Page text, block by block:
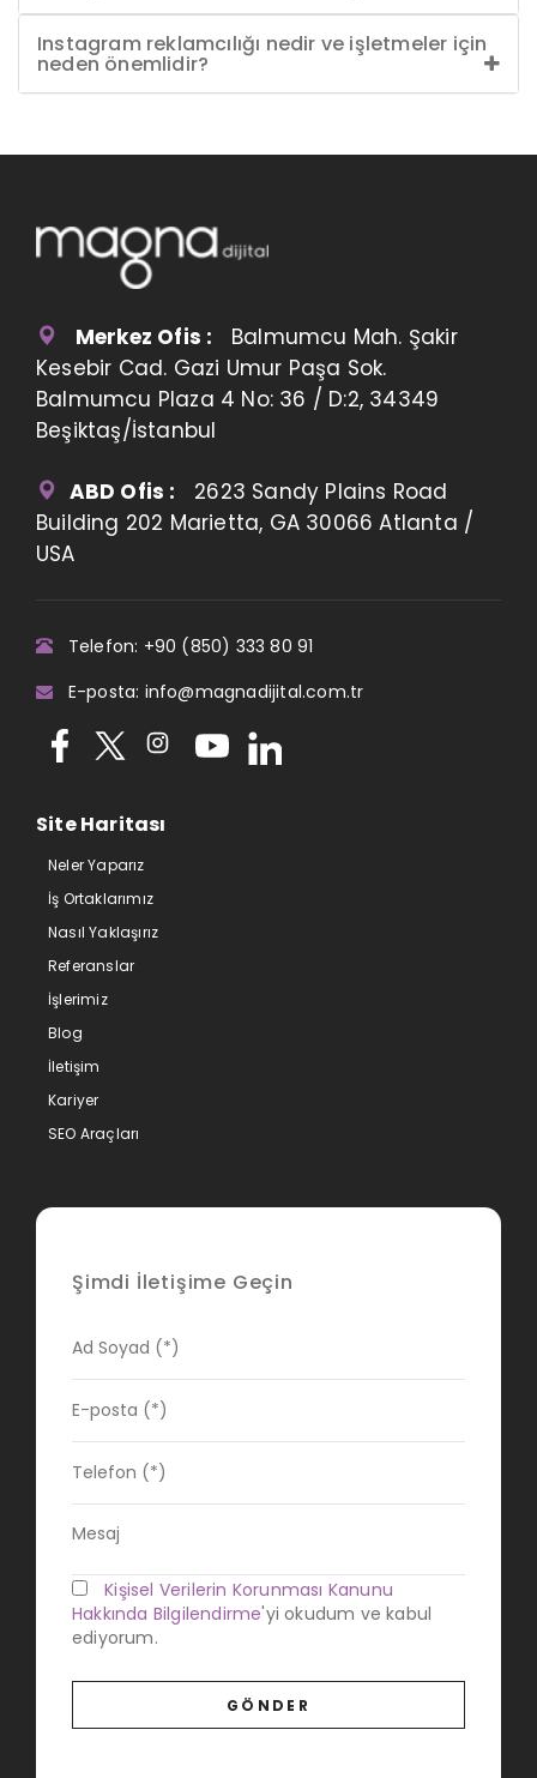
Instagram reklamcılığı nedir ve işletmeler için
neden önemlidir?
Merkez Ofis : Balmumcu Mah. Şakir
Kesebir Cad. Gazi Umur Paşa Sok.
Balmumcu Plaza 4 No: 36 / D:2, 34349
Beşiktaş/İstanbul
ABD Ofis : 2623 Sandy Plains Road
Building 202 Marietta, GA 30066 Atlanta /
USA
Telefon: +90 (850) 333 80 91
E-posta: info@magnadijital.com.tr
Site Haritası
Neler Yaparız
İş Ortaklarımız
Nasıl Yaklaşırız
Referanslar
İşlerimiz
Blog
İletişim
Kariyer
SEO Araçları
Şimdi İletişime Geçin
Kişisel Verilerin Korunması Kanunu
Hakkında Bilgilendirme'yi okudum ve kabul
ediyorum.